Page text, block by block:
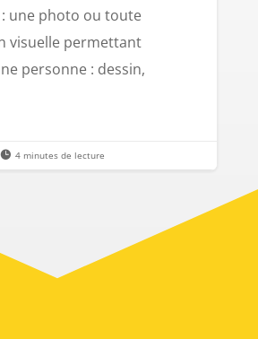
une photo ou toute
visuelle permettant
personne : dessin,
 4 minutes de lecture